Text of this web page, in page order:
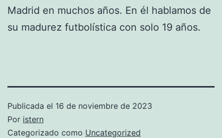
Madrid en muchos años. En él hablamos de
su madurez futbolística con solo 19 años.
Publicada el 16 de noviembre de 2023
Por istern
Categorizado como Uncategorized